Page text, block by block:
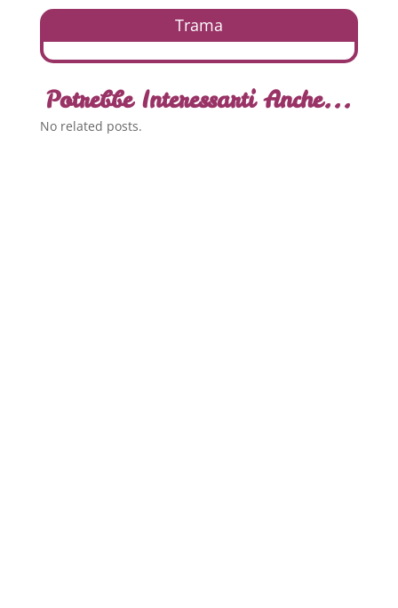
Trama
Potrebbe Interessarti Anche...
No related posts.